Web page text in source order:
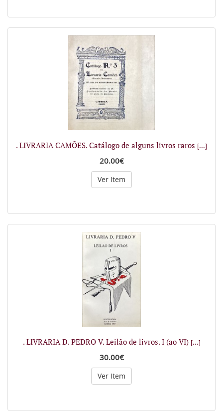
. LIVRARIA CAMÕES. Catálogo de alguns livros raros [...]
20.00€
Ver Item
. LIVRARIA D. PEDRO V. Leilão de livros. I (ao VI) [...]
30.00€
Ver Item